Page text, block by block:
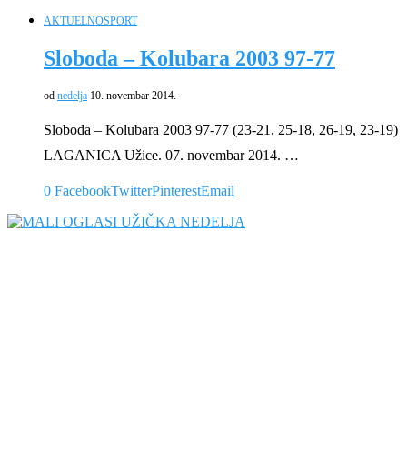
AKTUELNOSPORT
Sloboda – Kolubara 2003 97-77
od nedelja 10. novembar 2014.
Sloboda – Kolubara 2003 97-77 (23-21, 25-18, 26-19, 23-19)
LAGANICA Užice. 07. novembar 2014. …
0 FacebookTwitterPinterestEmail